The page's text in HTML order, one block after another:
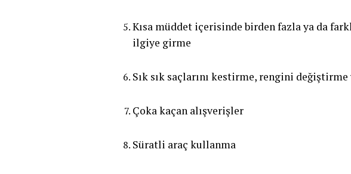
Kısa müddet içerisinde birden fazla ya da
ilgiye girme
Sık sık saçlarını kestirme, rengini değiştirme
Çoka kaçan alışverişler
Süratli araç kullanma